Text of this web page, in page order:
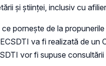
şi ştiinţei, inclusiv cu
pornește de la
va fi realizată de
vor fi supuse consultării